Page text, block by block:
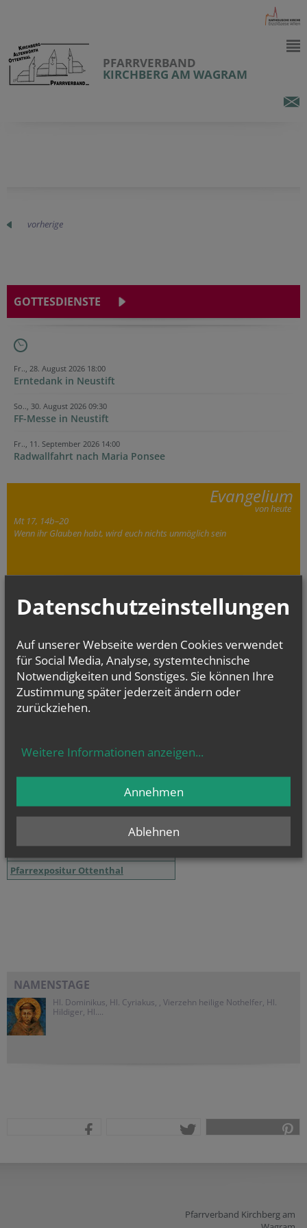
PFARRVERBAND
KIRCHBERG AM WAGRAM
vorherige
GOTTESDIENSTE
Fr.., 28. August 2026 18:00
Erntedank in Neustift
So.., 30. August 2026 09:30
FF-Messe in Neustift
Fr.., 11. September 2026 14:00
Radwallfahrt nach Maria Ponsee
Evangelium
von heute
Mt 17, 14b–20
Wenn ihr Glauben habt, wird euch nichts unmöglich sein
CHRONIK
Pfarrverband Kirchberg am Wagram
Pfarrexpositur Ottenthal
NAMENSTAGE
Hl. Dominikus, Hl. Cyriakus, , Vierzehn heilige Nothelfer, Hl.
Hildiger, Hl....
Pfarrverband Kirchberg am
Datenschutzeinstellungen
Auf unserer Webseite werden Cookies verwendet
für Social Media, Analyse, systemtechnische
Notwendigkeiten und Sonstiges. Sie können Ihre
Zustimmung später jederzeit ändern oder
zurückziehen.
Weitere Informationen anzeigen...
Ablehnen
Annehmen